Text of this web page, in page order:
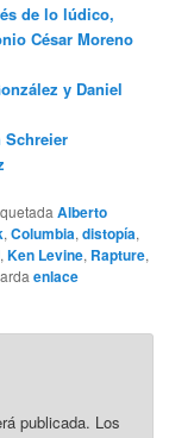
de lo lúdico,
César Moreno
y Daniel
Schreier
Alberto
,Columbia,distopía,
,Ken Levine, Rapture,
enlace
publicada. Los